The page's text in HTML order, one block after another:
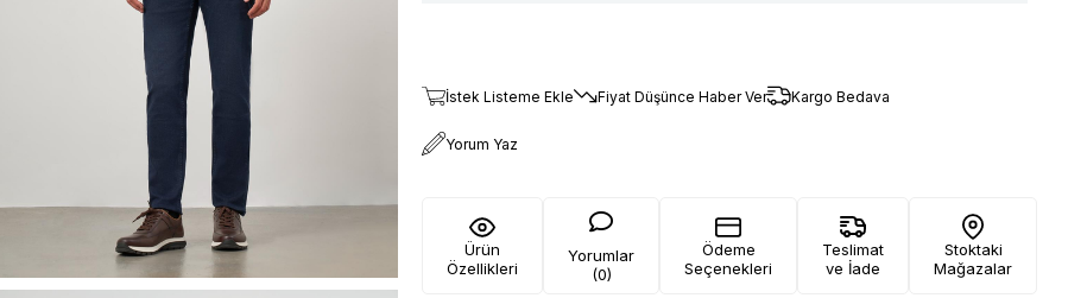
İstek Listeme Ekle Fiyat Düşünce Haber Ver Kargo Bedava
Yorum Yaz
Ürün
Özellikleri
Yorumlar
(0)
Ödeme
Seçenekleri
Teslimat
ve İade
Stoktaki
Mağazalar